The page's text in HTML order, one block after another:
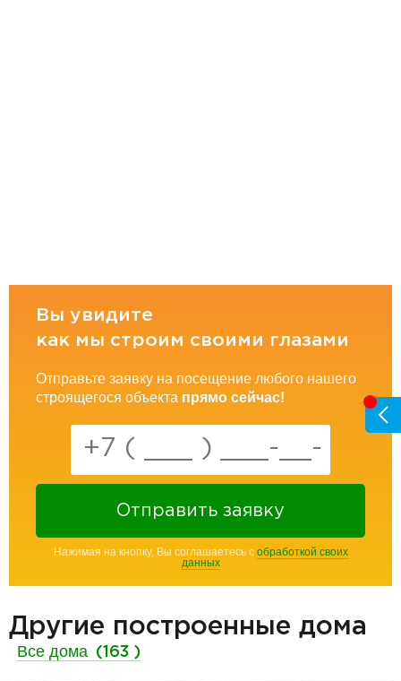
Вы увидите
как мы строим своими глазами
Отправьте заявку на посещение любого нашего
строящегося объекта прямо сейчас!
Отправить заявку
Нажимая на кнопку, Вы соглашаетесь с обработкой своих
данных
Другие построенные дома
Все дома (163 )